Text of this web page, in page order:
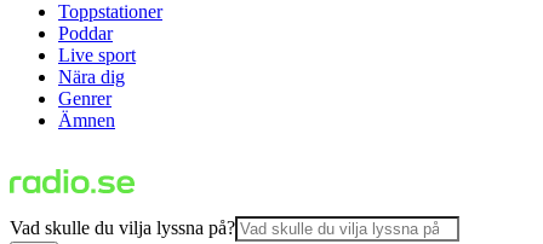
Toppstationer
Poddar
Live sport
Nära dig
Genrer
Ämnen
Vad skulle du vilja lyssna på?